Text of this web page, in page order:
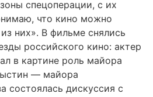
спецоперации, с их
что кино можно
них». В фильме снялись
российского кино: актер
в картине роль майора
— майора
состоялась дискуссия с